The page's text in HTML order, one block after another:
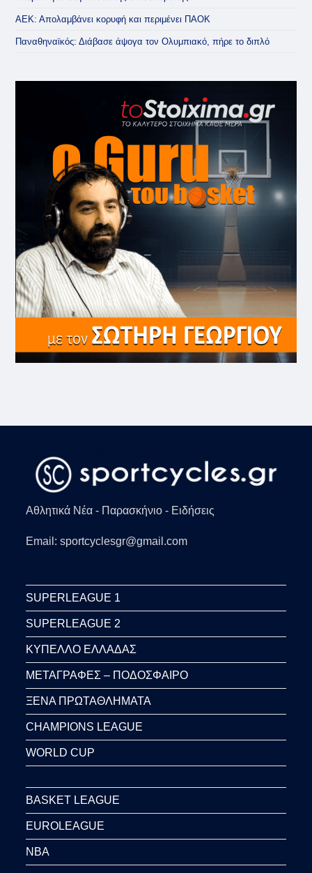
ΑΕΚ: Απολαμβάνει κορυφή και περιμένει ΠΑΟΚ
Παναθηναϊκός: Διάβασε άψογα τον Ολυμπιακό, πήρε το διπλό
Αθλητικά Νέα - Παρασκήνιο - Ειδήσεις
Email: sportcyclesgr@gmail.com
SUPERLEAGUE 1
SUPERLEAGUE 2
ΚΥΠΕΛΛΟ ΕΛΛΑΔΑΣ
ΜΕΤΑΓΡΑΦΕΣ – ΠΟΔΟΣΦΑΙΡΟ
ΞΕΝΑ ΠΡΩΤΑΘΛΗΜΑΤΑ
CHAMPIONS LEAGUE
WORLD CUP
BASKET LEAGUE
EUROLEAGUE
NBA